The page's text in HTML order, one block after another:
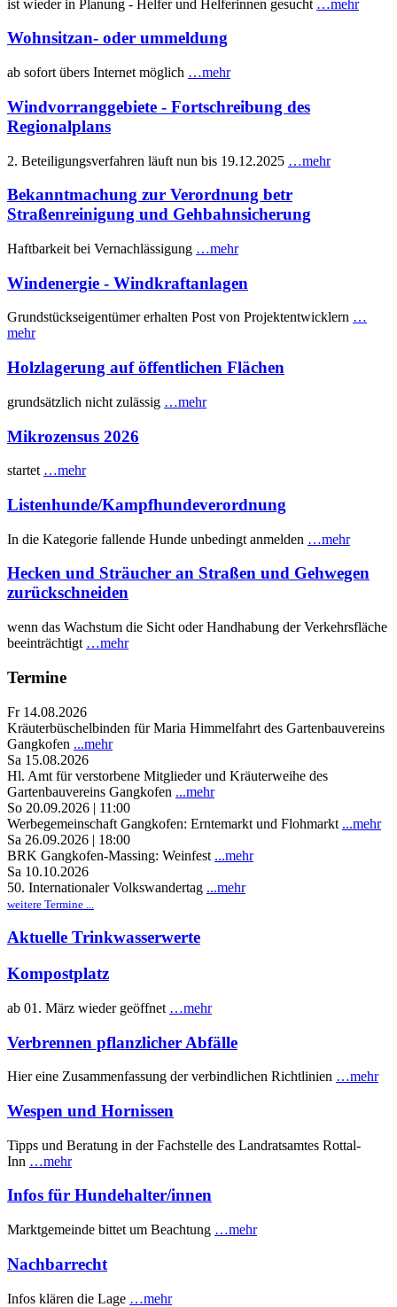
ist wieder in Planung - Helfer und Helferinnen gesucht …mehr
Wohnsitzan- oder ummeldung
ab sofort übers Internet möglich …mehr
Windvorranggebiete - Fortschreibung des
Regionalplans
2. Beteiligungsverfahren läuft nun bis 19.12.2025 …mehr
Bekanntmachung zur Verordnung betr
Straßenreinigung und Gehbahnsicherung
Haftbarkeit bei Vernachlässigung …mehr
Windenergie - Windkraftanlagen
Grundstückseigentümer erhalten Post von Projektentwicklern …
mehr
Holzlagerung auf öffentlichen Flächen
grundsätzlich nicht zulässig …mehr
Mikrozensus 2026
startet …mehr
Listenhunde/Kampfhundeverordnung
In die Kategorie fallende Hunde unbedingt anmelden …mehr
Hecken und Sträucher an Straßen und Gehwegen
zurückschneiden
wenn das Wachstum die Sicht oder Handhabung der Verkehrsfläche
beeinträchtigt …mehr
Termine
Fr 14.08.2026
Kräuterbüschelbinden für Maria Himmelfahrt des Gartenbauvereins
Gangkofen ...mehr
Sa 15.08.2026
Hl. Amt für verstorbene Mitglieder und Kräuterweihe des
Gartenbauvereins Gangkofen ...mehr
So 20.09.2026 | 11:00
Werbegemeinschaft Gangkofen: Erntemarkt und Flohmarkt ...mehr
Sa 26.09.2026 | 18:00
BRK Gangkofen-Massing: Weinfest ...mehr
Sa 10.10.2026
50. Internationaler Volkswandertag ...mehr
weitere Termine ...
Aktuelle Trinkwasserwerte
Kompostplatz
ab 01. März wieder geöffnet …mehr
Verbrennen pflanzlicher Abfälle
Hier eine Zusammenfassung der verbindlichen Richtlinien …mehr
Wespen und Hornissen
Tipps und Beratung in der Fachstelle des Landratsamtes Rottal-
Inn …mehr
Infos für Hundehalter/innen
Marktgemeinde bittet um Beachtung …mehr
Nachbarrecht
Infos klären die Lage …mehr